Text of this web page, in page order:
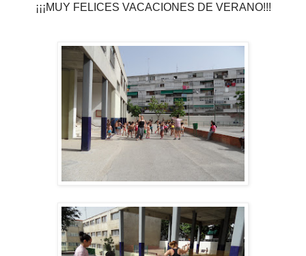
¡¡¡MUY FELICES VACACIONES DE VERANO!!!